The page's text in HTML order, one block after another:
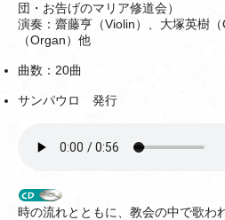
団・お告げのマリア修道会）
演奏：齋藤亨（Violin）、大塚英樹
（Organ）他
曲数：20曲
サンパウロ 発行
時の流れとともに、教会の中で歌わ